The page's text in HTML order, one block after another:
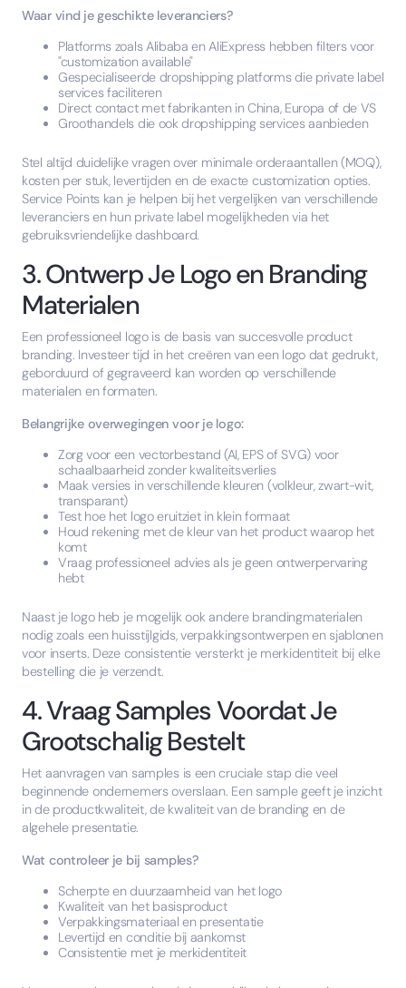
Waar vind je geschikte leveranciers?
Platforms zoals Alibaba en AliExpress hebben filters voor
"customization available"
Gespecialiseerde dropshipping platforms die private label
services faciliteren
Direct contact met fabrikanten in China, Europa of de VS
Groothandels die ook dropshipping services aanbieden
Stel altijd duidelijke vragen over minimale orderaantallen (MOQ),
kosten per stuk, levertijden en de exacte customization opties.
Service Points kan je helpen bij het vergelijken van verschillende
leveranciers en hun private label mogelijkheden via het
gebruiksvriendelijke dashboard.
3. Ontwerp Je Logo en Branding
Materialen
Een professioneel logo is de basis van succesvolle product
branding. Investeer tijd in het creëren van een logo dat gedrukt,
geborduurd of gegraveerd kan worden op verschillende
materialen en formaten.
Belangrijke overwegingen voor je logo:
Zorg voor een vectorbestand (AI, EPS of SVG) voor
schaalbaarheid zonder kwaliteitsverlies
Maak versies in verschillende kleuren (volkleur, zwart-wit,
transparant)
Test hoe het logo eruitziet in klein formaat
Houd rekening met de kleur van het product waarop het
komt
Vraag professioneel advies als je geen ontwerpervaring
hebt
Naast je logo heb je mogelijk ook andere brandingmaterialen
nodig zoals een huisstijlgids, verpakkingsontwerpen en sjablonen
voor inserts. Deze consistentie versterkt je merkidentiteit bij elke
bestelling die je verzendt.
4. Vraag Samples Voordat Je
Grootschalig Bestelt
Het aanvragen van samples is een cruciale stap die veel
beginnende ondernemers overslaan. Een sample geeft je inzicht
in de productkwaliteit, de kwaliteit van de branding en de
algehele presentatie.
Wat controleer je bij samples?
Scherpte en duurzaamheid van het logo
Kwaliteit van het basisproduct
Verpakkingsmateriaal en presentatie
Levertijd en conditie bij aankomst
Consistentie met je merkidentiteit